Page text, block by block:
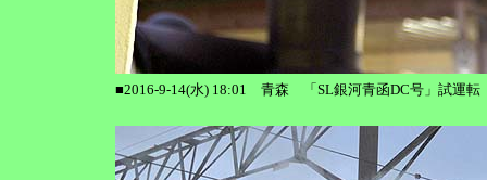
■2016-9-14(水) 18:01 青森 「SL銀河青函DC号」試運